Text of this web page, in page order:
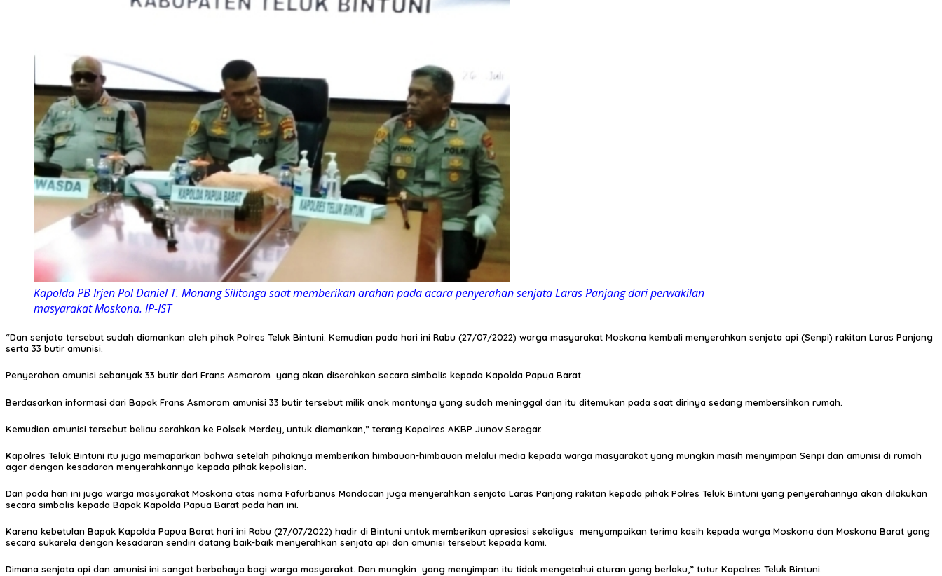
Kapolda PB Irjen Pol Daniel T. Monang Silitonga saat memberikan arahan pada acara penyerahan senjata Laras Panjang dari perwakilan
masyarakat Moskona. IP-IST
“Dan senjata tersebut sudah diamankan oleh pihak Polres Teluk Bintuni. Kemudian pada hari ini Rabu (27/07/2022) warga masyarakat Moskona kembali menyerahkan senjata api (Senpi) rakitan Laras Panjang
serta 33 butir amunisi.
Penyerahan amunisi sebanyak 33 butir dari Frans Asmorom yang akan diserahkan secara simbolis kepada Kapolda Papua Barat.
Berdasarkan informasi dari Bapak Frans Asmorom amunisi 33 butir tersebut milik anak mantunya yang sudah meninggal dan itu ditemukan pada saat dirinya sedang membersihkan rumah.
Kemudian amunisi tersebut beliau serahkan ke Polsek Merdey, untuk diamankan,” terang Kapolres AKBP Junov Seregar.
Kapolres Teluk Bintuni itu juga memaparkan bahwa setelah pihaknya memberikan himbauan-himbauan melalui media kepada warga masyarakat yang mungkin masih menyimpan Senpi dan amunisi di rumah
agar dengan kesadaran menyerahkannya kepada pihak kepolisian.
Dan pada hari ini juga warga masyarakat Moskona atas nama Fafurbanus Mandacan juga menyerahkan senjata Laras Panjang rakitan kepada pihak Polres Teluk Bintuni yang penyerahannya akan dilakukan
secara simbolis kepada Bapak Kapolda Papua Barat pada hari ini.
Karena kebetulan Bapak Kapolda Papua Barat hari ini Rabu (27/07/2022) hadir di Bintuni untuk memberikan apresiasi sekaligus menyampaikan terima kasih kepada warga Moskona dan Moskona Barat yang
secara sukarela dengan kesadaran sendiri datang baik-baik menyerahkan senjata api dan amunisi tersebut kepada kami.
Dimana senjata api dan amunisi ini sangat berbahaya bagi warga masyarakat. Dan mungkin yang menyimpan itu tidak mengetahui aturan yang berlaku,” tutur Kapolres Teluk Bintuni.